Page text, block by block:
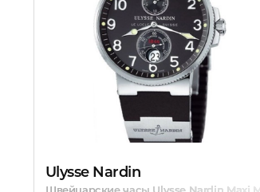
Ulysse Nardin